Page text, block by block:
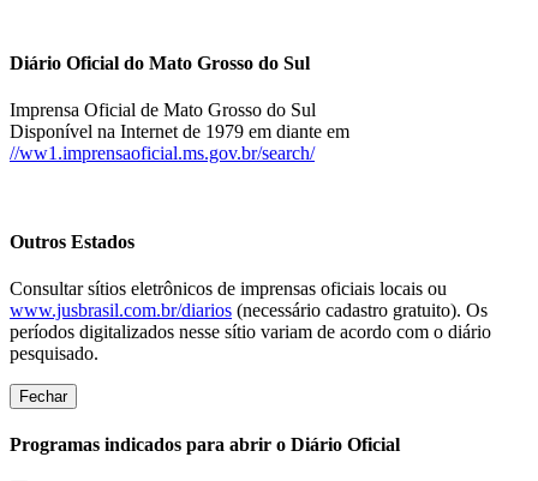
Diário Oficial do Mato Grosso do Sul
Imprensa Oficial de Mato Grosso do Sul
Disponível na Internet de 1979 em diante em
//ww1.imprensaoficial.ms.gov.br/search/
Outros Estados
Consultar sítios eletrônicos de imprensas oficiais locais ou
www.jusbrasil.com.br/diarios (necessário cadastro gratuito). Os
períodos digitalizados nesse sítio variam de acordo com o diário
pesquisado.
Fechar
Programas indicados para abrir o Diário Oficial